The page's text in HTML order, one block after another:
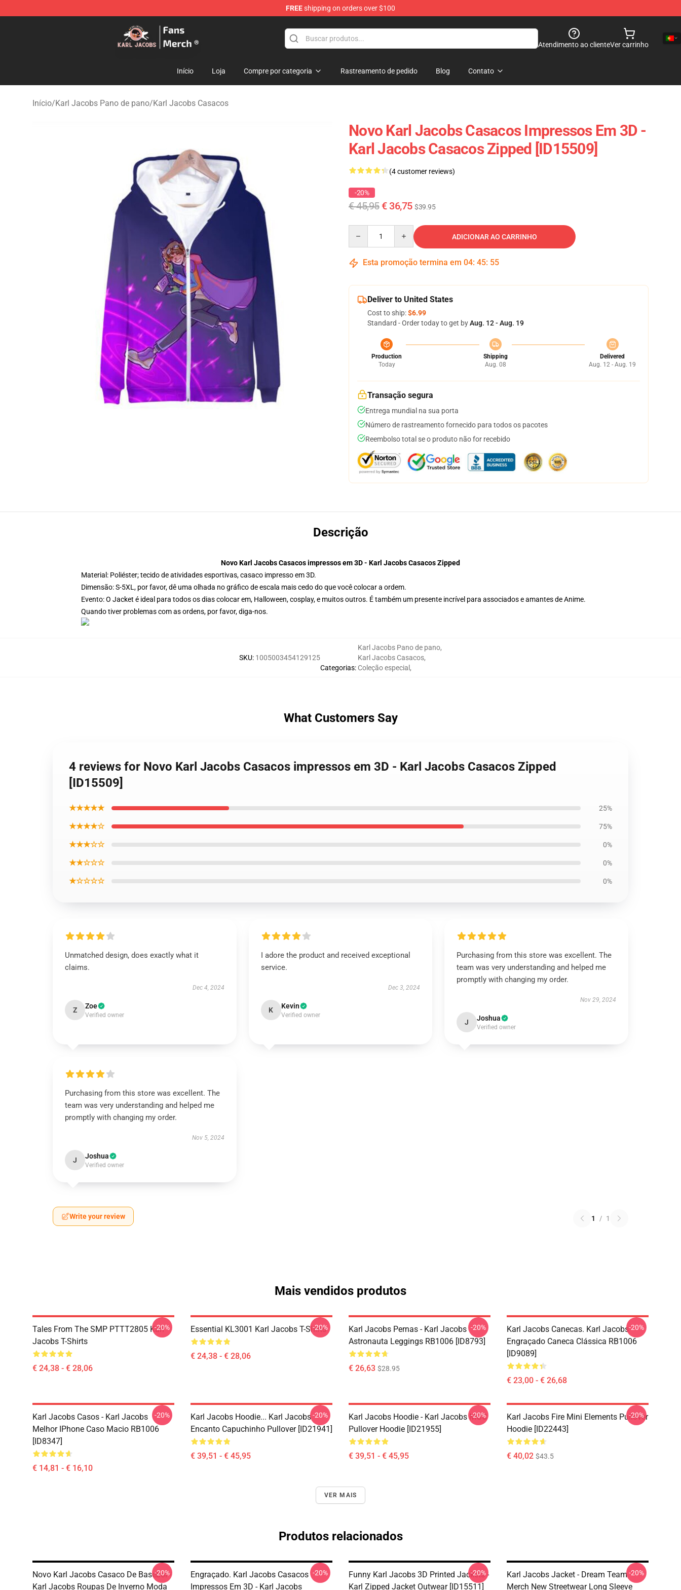
FREEshipping on orders over $100
Karl Jacobs Store - Official Karl Jacobs Merchandise Shop
Atendimento ao clienteVer carrinho
Início Loja Compre por categoria Rastreamento de pedido Blog Contato
Início/Karl Jacobs Pano de pano/Karl Jacobs Casacos
Novo Karl Jacobs Casacos Impressos Em 3D -
Karl Jacobs Casacos Zipped [ID15509]
(4 customer reviews)
-20%
€ 45,95 € 36,75 $39.95
ADICIONAR AO CARRINHO
Esta promoção termina em 04: 45: 54
Deliver to United States
Cost to ship:$6.99
Standard - Order today to get byAug. 12 - Aug. 19
Production
Today
Shipping
Aug. 08
Delivered
Aug. 12 - Aug. 19
Transação segura
Entrega mundial na sua porta
Número de rastreamento fornecido para todos os pacotes
Reembolso total se o produto não for recebido
Descrição
Novo Karl Jacobs Casacos impressos em 3D - Karl Jacobs Casacos Zipped
Material: Poliéster; tecido de atividades esportivas, casaco impresso em 3D.
Dimensão: S-5XL, por favor, dê uma olhada no gráfico de escala mais cedo do que você colocar a ordem.
Evento: O Jacket é ideal para todos os dias colocar em, Halloween, cosplay, e muitos outros. É também um presente incrível para associados e amantes de Anime.
Quando tiver problemas com as ordens, por favor, diga-nos.
SKU: 1005003454129125
Categorias:
Karl Jacobs Pano de pano,
Karl Jacobs Casacos,
Coleção especial ,
What Customers Say
4 reviews for Novo Karl Jacobs Casacos impressos em 3D - Karl Jacobs Casacos Zipped
[ID15509]
★★★★★ 25%
★★★★☆ 75%
★★★☆☆ 0%
★★☆☆☆ 0%
★☆☆☆☆ 0%
Unmatched design, does exactly what it
claims.
Dec 4, 2024
Z Zoe
Verified owner
I adore the product and received exceptional
service.
Dec 3, 2024
K Kevin
Verified owner
Purchasing from this store was excellent. The
team was very understanding and helped me
promptly with changing my order.
Nov 29, 2024
J Joshua
Verified owner
Purchasing from this store was excellent. The
team was very understanding and helped me
promptly with changing my order.
Nov 5, 2024
J Joshua
Verified owner
Write your review 1 / 1
Mais vendidos produtos
Tales From The SMP PTTT2805 Karl
Jacobs T-Shirts
€ 24,38 - € 28,06
-20% Essential KL3001 Karl Jacobs T-Shirts
€ 24,38 - € 28,06
-20%
Karl Jacobs Pernas - Karl Jacobs
Astronauta Leggings RB1006 [ID8793]
€ 26,63 $28.95
-20%
Karl Jacobs Canecas. Karl Jacobs
Engraçado Caneca Clássica RB1006
[ID9089]
€ 23,00 - € 26,68
-20%
Karl Jacobs Casos - Karl Jacobs
Melhor IPhone Caso Macio RB1006
[ID8347]
€ 14,81 - € 16,10
-20%
Karl Jacobs Hoodie... Karl Jacobs
Encanto Capuchinho Pullover [ID21941]
€ 39,51 - € 45,95
-20%
Karl Jacobs Hoodie - Karl Jacobs MGC
Pullover Hoodie [ID21955]
€ 39,51 - € 45,95
-20%
Karl Jacobs Fire Mini Elements Pullover
Hoodie [ID22443]
€ 40,02 $43.5
-20%
VER MAIS
Produtos relacionados
Novo Karl Jacobs Casaco De Basebol -
Karl Jacobs Roupas De Inverno Moda
-20%
Engraçado. Karl Jacobs Casacos
Impressos Em 3D - Karl Jacobs
-20%
Funny Karl Jacobs 3D Printed Jackets -
Karl Zipped Jacket Outwear [ID15511]
-20%
Karl Jacobs Jacket - Dream Team
Merch New Streetwear Long Sleeve
-20%